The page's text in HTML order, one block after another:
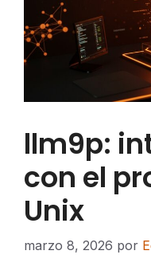
llm9p:
con el
Unix
marzo 8, 2026 por